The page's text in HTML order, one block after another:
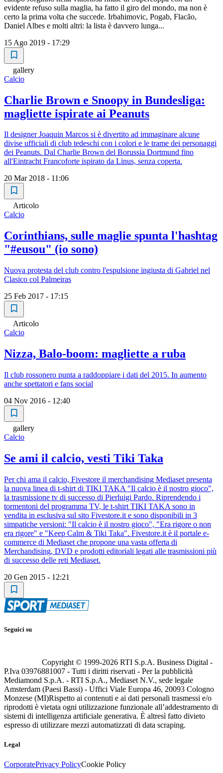
evidente refuso sulla maglia, ha fatto il giro del mondo, ma non è
certo la prima volta che succede. Irbahimovic, Pogab, Flacão,
Daniel Albes e molti altri: la lista è davvero lunga...
15 Ago 2019 - 17:29
gallery
Calcio
Charlie Brown e Snoopy in Bundesliga:
magliette ispirate ai Peanuts
Il designer Joaquin Marcos si è divertito ad immaginare alcune
divise ufficiali di club tedeschi con i colori e le trame dei personaggi
dei Peanuts. Dal Charlie Brown del Borussia Dortmund fino
all'Eintracht Francoforte ispirato da Linus, senza coperta.
20 Mar 2018 - 11:06
Articolo
Calcio
Corinthians, sulle maglie spunta l'hashtag
"#eusou" (io sono)
Nuova protesta del club contro l'espulsione ingiusta di Gabriel nel
Clasico col Palmeiras
25 Feb 2017 - 17:15
Articolo
Calcio
Nizza, Balo-boom: magliette a ruba
Il club rossonero punta a raddoppiare i dati del 2015. In aumento
anche spettatori e fans social
04 Nov 2016 - 12:40
gallery
Calcio
Se ami il calcio, vesti Tiki Taka
Per chi ama il calcio, Fivestore il merchandising Mediaset presenta
la nuova linea di t-shirt di TIKI TAKA "Il calcio è il nostro gioco",
la trasmissione tv di successo di Pierluigi Pardo. Riprendendo i
tormentoni del programma TV, le t-shirt TIKI TAKA sono in
vendita in esclusiva sul sito Fivestore.it e sono disponibili in 3
simpatiche versioni: "Il calcio è il nostro gioco", "Era rigore o non
era rigore" e "Keep Calm & Tiki Taka". Fivestore.it è il portale e-
commerce di Mediaset che propone una vasta offerta di
Merchandising, DVD e prodotti editoriali legati alle trasmissioni più
di successo delle reti Mediaset.
20 Gen 2015 - 12:21
Seguici su
Copyright © 1999-2026 RTI S.p.A. Business Digital -
P.Iva 03976881007 - Tutti i diritti riservati - Per la pubblicità
Mediamond S.p.A. - RTI S.p.A., Mediaset N.V., sede legale
Amsterdam (Paesi Bassi) - Uffici Viale Europa 46, 20093 Cologno
Monzese (MI)Rispetto ai contenuti e ai dati personali trasmessi e/o
riprodotti è vietata ogni utilizzazione funzionale all’addestramento di
sistemi di intelligenza artificiale generativa. È altresì fatto divieto
espresso di utilizzare mezzi automatizzati di data scraping.
Legal
CorporatePrivacy PolicyCookie Policy